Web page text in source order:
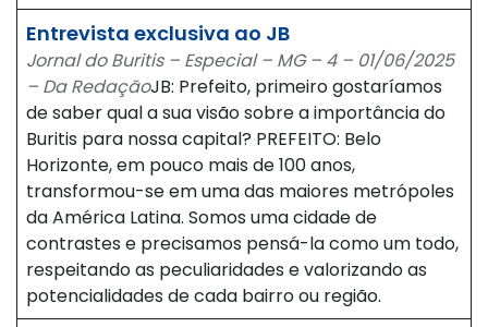
Entrevista exclusiva ao JB
Jornal do Buritis – Especial – MG – 4 – 01/06/2025
– Da RedaçãoJB: Prefeito, primeiro gostaríamos
de saber qual a sua visão sobre a importância do
Buritis para nossa capital? PREFEITO: Belo
Horizonte, em pouco mais de 100 anos,
transformou-se em uma das maiores metrópoles
da América Latina. Somos uma cidade de
contrastes e precisamos pensá-la como um todo,
respeitando as peculiaridades e valorizando as
potencialidades de cada bairro ou região.